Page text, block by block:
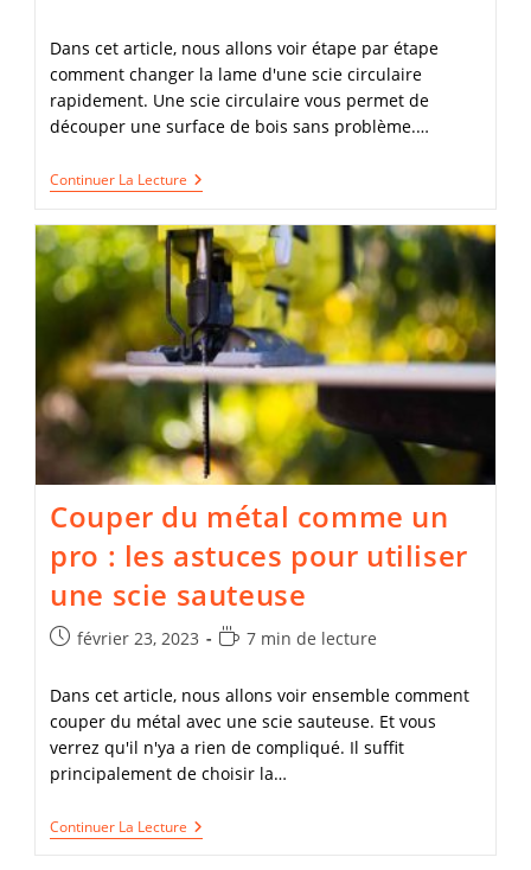
lecture :
Dans cet article, nous allons voir étape par étape
comment changer la lame d'une scie circulaire
rapidement. Une scie circulaire vous permet de
découper une surface de bois sans problème.…
Continuer La Lecture Comment
Remplacer
Lame
De
Votre
Scie
Circulaire
Sans
Se
Blesser
Ni
Endommager
La
Machine
?
Couper du métal comme un
pro : les astuces pour utiliser
une scie sauteuse
Publication
février 23, 2023
Temps
lecture :
7 min de lecture
Dans cet article, nous allons voir ensemble comment
couper du métal avec une scie sauteuse. Et vous
verrez qu'il n'ya a rien de compliqué. Il suffit
principalement de choisir la…
Continuer La Lecture Couper
Du